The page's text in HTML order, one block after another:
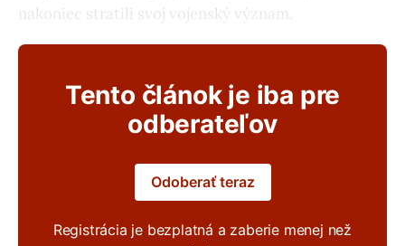
nakoniec stratili svoj vojenský význam.
Tento článok je iba pre
odberateľov
Odoberať teraz
Registrácia je bezplatná a zaberie menej než